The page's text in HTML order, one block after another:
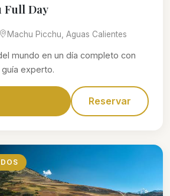
Full Day
Machu Picchu, Aguas Calientes
mundo en un día completo con
experto.
Reservar